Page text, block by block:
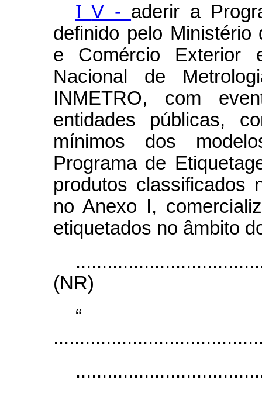
IV - aderir a
definido pelo Ministério
e Comércio Exterior
Nacional de
INMETRO, com
entidades públicas,
mínimos dos
Programa de
produtos classificados
no Anexo I,
etiquetados no âmbito
(NR)